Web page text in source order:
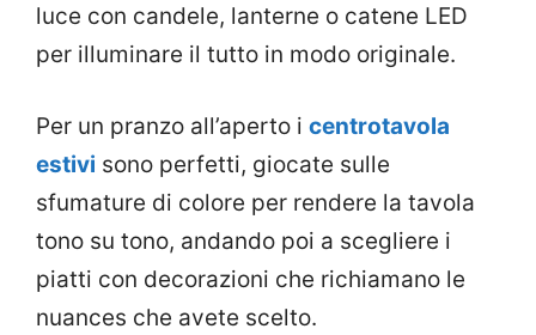
luce con candele, lanterne o catene LED
per illuminare il tutto in modo originale.
Per un pranzo all’aperto i centrotavola
estivi sono perfetti, giocate sulle
sfumature di colore per rendere la tavola
tono su tono, andando poi a scegliere i
piatti con decorazioni che richiamano le
nuances che avete scelto.